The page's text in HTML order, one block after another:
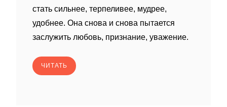
стать сильнее, терпеливее, мудрее,
удобнее. Она снова и снова пытается
заслужить любовь, признание, уважение.
ЧИТАТЬ